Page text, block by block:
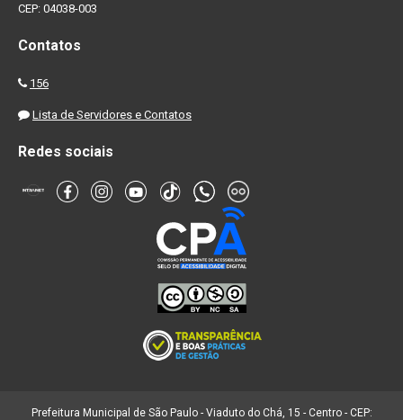
CEP: 04038-003
Contatos
156
Lista de Servidores e Contatos
Redes sociais
Prefeitura Municipal de São Paulo - Viaduto do Chá, 15 - Centro - CEP: